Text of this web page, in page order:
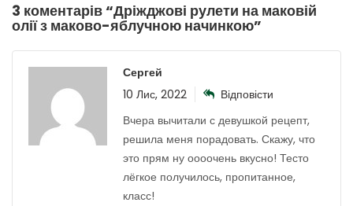
3 коментарів “Дріжджові рулети на маковій
олії з маково-яблучною начинкою”
Сергей
10 Лис, 2022
Відповісти
Вчера вычитали с девушкой рецепт,
решила меня порадовать. Скажу, что
это прям ну оооочень вкусно! Тесто
лёгкое получилось, пропитанное,
класс!